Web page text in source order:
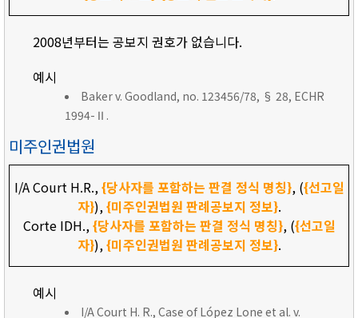
2008년부터는 공보지 권호가 없습니다.
예시
Baker v. Goodland, no. 123456/78, § 28, ECHR
1994-Ⅱ.
미주인권법원
I/A Court H.R.,{당사자를 포함하는 판결 정식 명칭}, ({선고일
자}),{미주인권법원 판례공보지 정보}.
Corte IDH.,{당사자를 포함하는 판결 정식 명칭}, ({선고일
자}),{미주인권법원 판례공보지 정보}.
예시
I/A Court H. R., Case of López Lone et al. v.